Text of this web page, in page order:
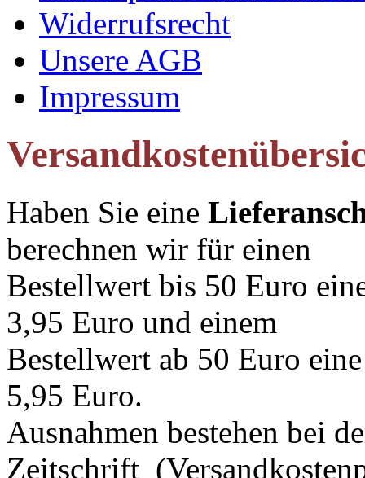
Widerrufsrecht
Unsere AGB
Impressum
Haben Sie eine
berechnen wir für einen
Bestellwert bis 50 Euro
3,95 Euro und einem
Bestellwert ab 50 Euro
5,95 Euro.
Ausnahmen bestehen bei
Zeitschrift